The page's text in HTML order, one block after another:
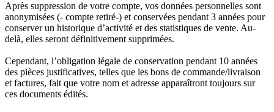
Après suppression de votre compte, vos données personnelles sont
anonymisées (- compte retiré-) et conservées pendant 3 années pour
conserver un historique d’activité et des statistiques de vente. Au-
delà, elles seront définitivement supprimées.
Cependant, l’obligation légale de conservation pendant 10 années
des pièces justificatives, telles que les bons de commande/livraison
et factures, fait que votre nom et adresse apparaîtront toujours sur
ces documents édités.